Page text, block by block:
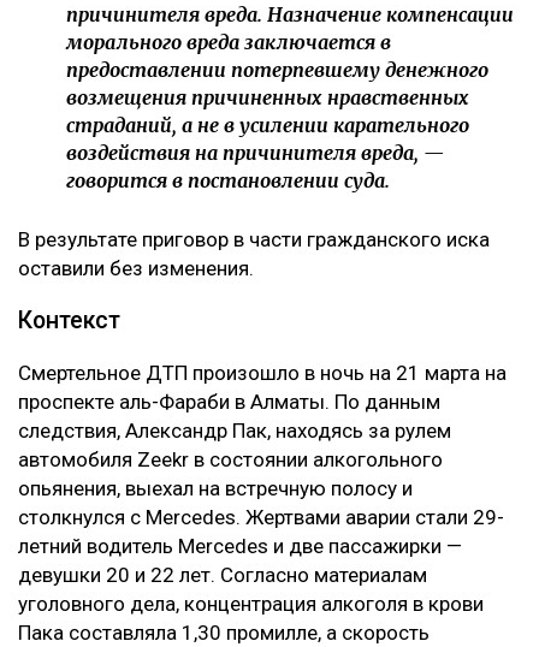
причинителя вреда. Назначение компенсации
морального вреда заключается в
предоставлении потерпевшему денежного
возмещения причиненных нравственных
страданий, а не в усилении карательного
воздействия на причинителя вреда, —
говорится в постановлении суда.
В результате приговор в части гражданского иска
оставили без изменения.
Контекст
Смертельное ДТП произошло в ночь на 21 марта на
проспекте аль-Фараби в Алматы. По данным
следствия, Александр Пак, находясь за рулем
автомобиля Zeekr в состоянии алкогольного
опьянения, выехал на встречную полосу и
столкнулся с Mercedes. Жертвами аварии стали 29-
летний водитель Mercedes и две пассажирки —
девушки 20 и 22 лет. Согласно материалам
уголовного дела, концентрация алкоголя в крови
Пака составляла 1,30 промилле, а скорость